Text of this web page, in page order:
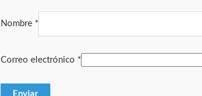
Nombre *
Correo electrónico *